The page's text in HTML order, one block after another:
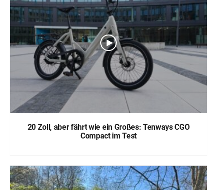
20 Zoll, aber fährt wie ein Großes: Tenways CGO
Compact im Test